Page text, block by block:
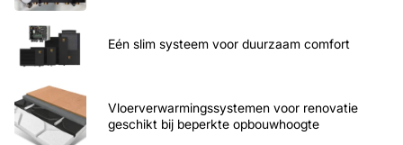
Eén slim systeem voor duurzaam comfort
Vloerverwarmingssystemen voor renovatie
geschikt bij beperkte opbouwhoogte